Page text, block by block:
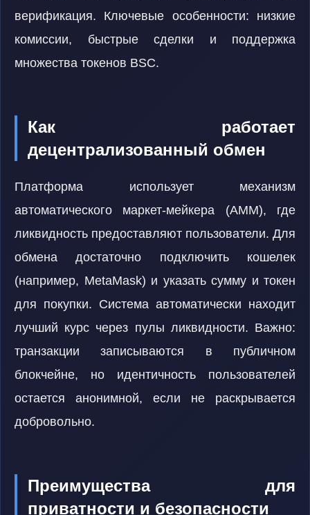
верификация. Ключевые особенности: низкие
комиссии, быстрые сделки и поддержка
множества токенов BSC.
Как работает
децентрализованный обмен
Платформа использует механизм
автоматического маркет-мейкера (AMM), где
ликвидность предоставляют пользователи. Для
обмена достаточно подключить кошелек
(например, MetaMask) и указать сумму и токен
для покупки. Система автоматически находит
лучший курс через пулы ликвидности. Важно:
транзакции записываются в публичном
блокчейне, но идентичность пользователей
остается анонимной, если не раскрывается
добровольно.
Преимущества для
приватности и безопасности